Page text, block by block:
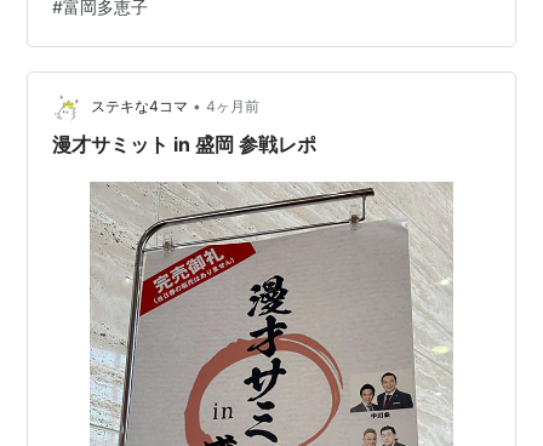
は知っておりましたが、昨日の日中に我が家の地上 波用
のアンテナ（というかケーブル）に不調が発生し、地上
波番組を視聴 することができなくなりです。そんなこと
で、隣家（元は父母の家）にあ…
#富岡多恵子
ステキな4コマ • 4ヶ月前
漫才サミット in 盛岡 参戦レポ